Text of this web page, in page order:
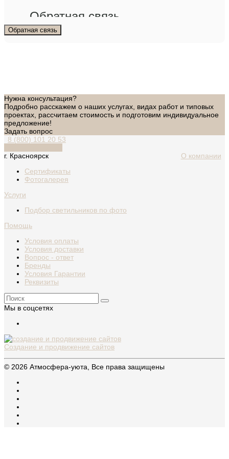
Обратная связь
Обратная связь
Нужна консультация?
Подробно расскажем о наших услугах, видах работ и типовых
проектах, рассчитаем стоимость и подготовим индивидуальное
предложение!
Задать вопрос
8 (800) 101 20 53
г. Красноярск
О компании
Сертификаты
Фотогалерея
Услуги
Подбор светильников по фото
Помощь
Условия оплаты
Условия доставки
Вопрос - ответ
Бренды
Условия Гарантии
Реквизиты
Мы в соцсетях
Создание и продвижение сайтов
© 2026 Атмосфера-уюта, Все права защищены